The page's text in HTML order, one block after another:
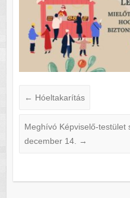
← Hóeltakarítás
Meghívó Képviselő-testület
december 14. →